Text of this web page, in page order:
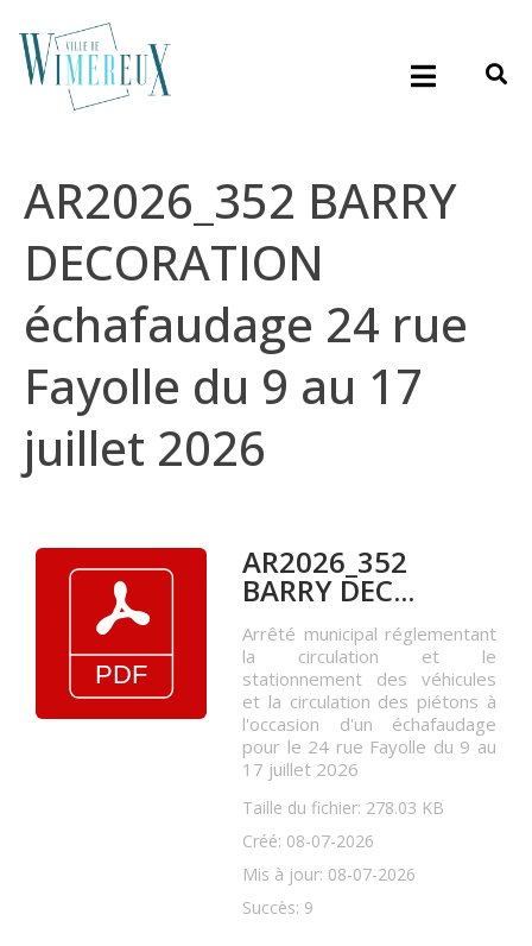
AR2026_352 BARRY
DECORATION
échafaudage 24 rue
Fayolle du 9 au 17
juillet 2026
AR2026_352
BARRY DEC...
Arrêté municipal réglementant
la circulation et le
stationnement des véhicules
et la circulation des piétons à
l'occasion d'un échafaudage
pour le 24 rue Fayolle du 9 au
17 juillet 2026
Taille du fichier: 278.03 KB
Créé: 08-07-2026
Mis à jour: 08-07-2026
Succès: 9